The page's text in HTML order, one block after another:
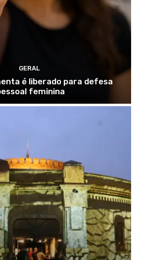
GERAL
é liberado para defesa
feminina